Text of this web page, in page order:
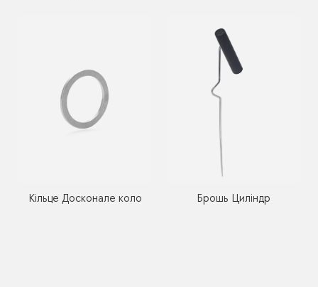
Кільце Досконале коло Брошь Циліндр